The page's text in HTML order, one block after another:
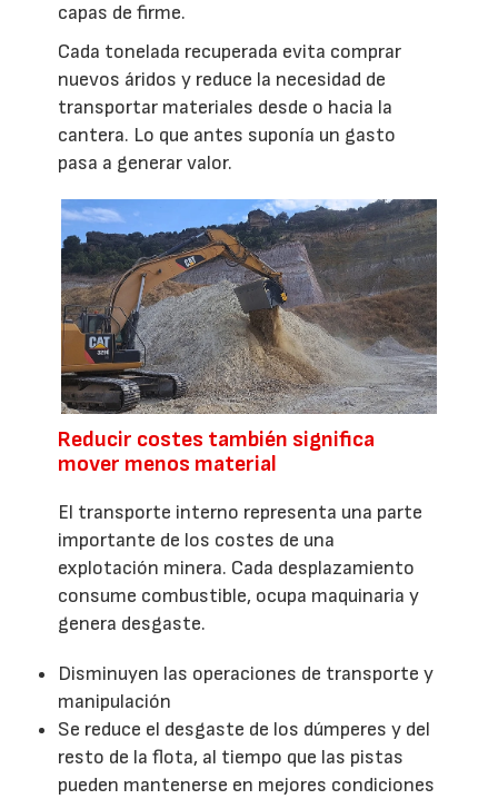
capas de firme.
Cada tonelada recuperada evita comprar
nuevos áridos y reduce la necesidad de
transportar materiales desde o hacia la
cantera. Lo que antes suponía un gasto
pasa a generar valor.
Reducir costes también significa
mover menos material
El transporte interno representa una parte
importante de los costes de una
explotación minera. Cada desplazamiento
consume combustible, ocupa maquinaria y
genera desgaste.
Disminuyen las operaciones de transporte y
manipulación
Se reduce el desgaste de los dúmperes y del
resto de la flota, al tiempo que las pistas
pueden mantenerse en mejores condiciones